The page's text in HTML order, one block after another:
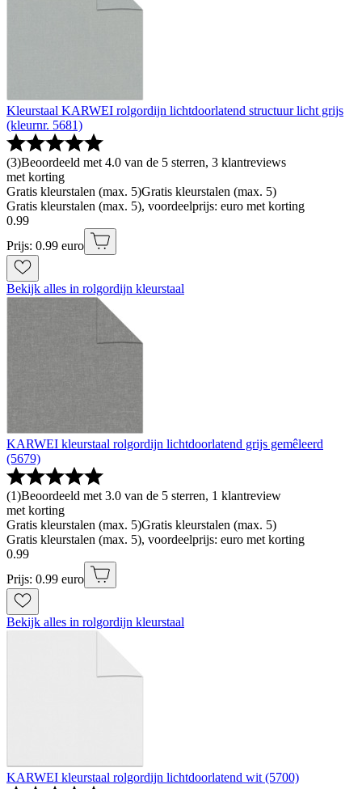
Kleurstaal KARWEI rolgordijn lichtdoorlatend structuur licht grijs
(kleurnr. 5681)
(3)Beoordeeld met 4.0 van de 5 sterren, 3 klantreviews
met korting
Gratis kleurstalen (max. 5)Gratis kleurstalen (max. 5)
Gratis kleurstalen (max. 5), voordeelprijs: euro met korting
0.99
Prijs: 0.99 euro
Bekijk alles in rolgordijn kleurstaal
KARWEI kleurstaal rolgordijn lichtdoorlatend grijs gemêleerd
(5679)
(1)Beoordeeld met 3.0 van de 5 sterren, 1 klantreview
met korting
Gratis kleurstalen (max. 5)Gratis kleurstalen (max. 5)
Gratis kleurstalen (max. 5), voordeelprijs: euro met korting
0.99
Prijs: 0.99 euro
Bekijk alles in rolgordijn kleurstaal
KARWEI kleurstaal rolgordijn lichtdoorlatend wit (5700)